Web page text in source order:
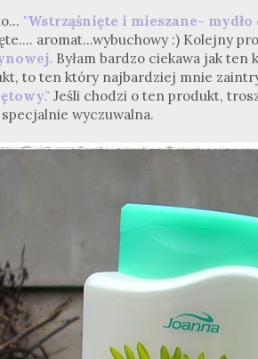
"Wstrząśnięte i mieszane-
aromat...wybuchowy :) Kolejny
Byłam bardzo ciekawa jak ten
to ten który najbardziej mnie
Jeśli chodzi o ten produkt,
wyczuwalna.